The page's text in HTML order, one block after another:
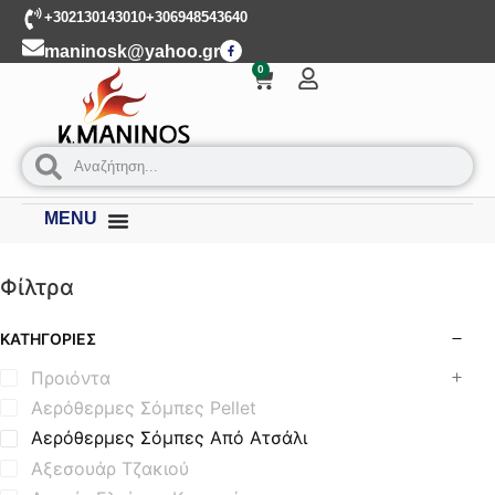
+302130143010+306948543640
maninosk@yahoo.gr
0
MENU
Φίλτρα
ΚΑΤΗΓΟΡΊΕΣ
Προιόντα
Αερόθερμες Σόμπες Pellet
Αερόθερμες Σόμπες Από Ατσάλι
Αξεσουάρ Τζακιού